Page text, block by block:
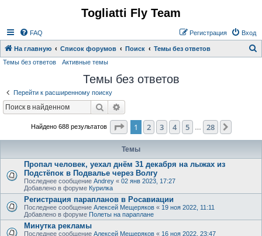
Togliatti Fly Team
FAQ Вход
Регистрация
На главную Список форумов Поиск Темы без ответов
Темы без ответов Активные темы
Темы без ответов
Перейти к расширенному поиску
Поиск
Найдено 688 результатов Страница из 28
1 2 3 4 5 28
Темы
Пропал человек, уехал днём 31 декабря на лыжах из
Подстёпок в Подвалье через Волгу
Последнее сообщение Andrey « 02 янв 2023, 17:27
Добавлено в форуме Курилка
Регистрация парапланов в Росавиации
Последнее сообщение Алексей Мещеряков « 19 ноя 2022, 11:11
Добавлено в форуме Полеты на параплане
Минутка рекламы
Последнее сообщение Алексей Мещеряков « 16 ноя 2022, 23:47